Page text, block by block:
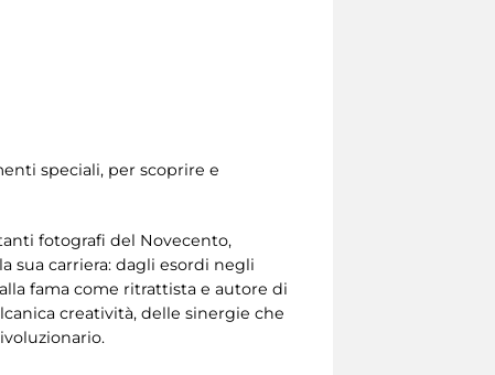
speciali, per scoprire e
fotografi del Novecento,
sua carriera: dagli esordi negli
fama come ritrattista e autore di
creatività, delle sinergie che